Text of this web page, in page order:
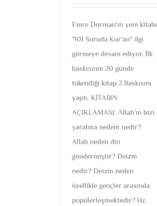
Emre Dorman'ın yeni kitabı
"101 Soruda Kur'an" ilgi
görmeye devam ediyor. İlk
baskısının 20 günde
tükendiği kitap 2.Baskısını
yaptı. KİTABIN
AÇIKLAMASI: Allah’ın bizi
yaratma nedeni nedir?
Allah neden din
göndermiştir? Deizm
nedir? Deizm neden
özellikle gençler arasında
popülerleşmektedir? Hz.